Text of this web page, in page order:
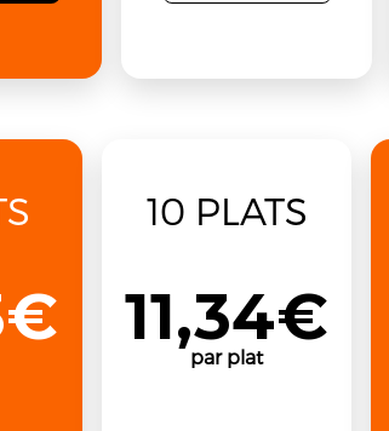
10 PLATS
11,34€
par plat